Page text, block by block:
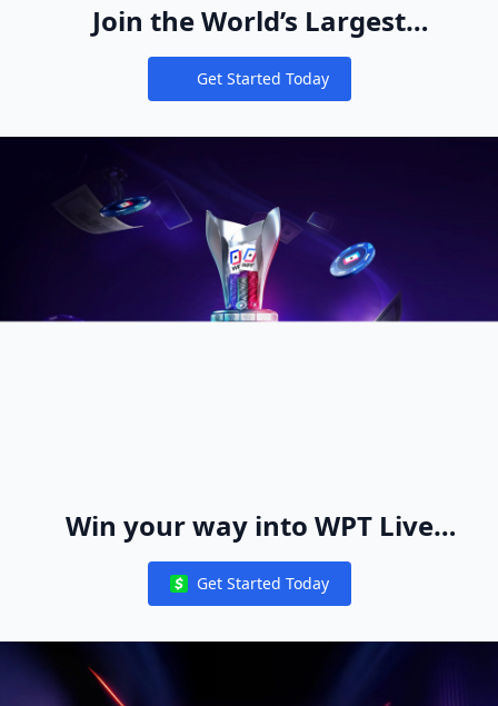
Join the World’s Largest
Recreational Pool of Cash Game
Players
Notifications
Get Started Today
Win your way into WPT Live
Events Worldwide
Notifications
Get Started Today